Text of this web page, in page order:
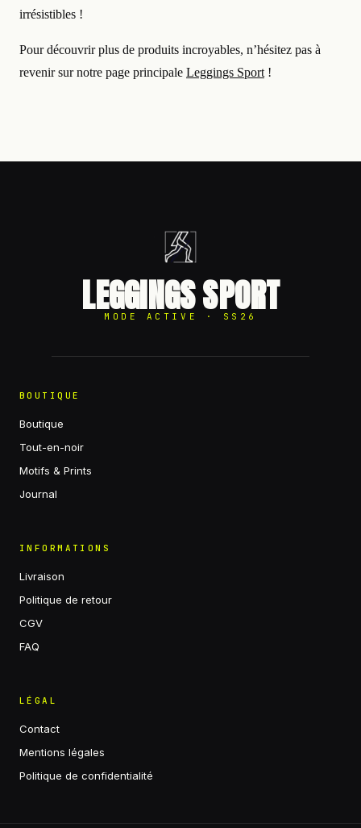
irrésistibles !
Pour découvrir plus de produits incroyables, n’hésitez pas à
revenir sur notre page principale Leggings Sport !
LEGGINGS SPORT
MODE ACTIVE · SS26
BOUTIQUE
Boutique
Tout-en-noir
Motifs & Prints
Journal
INFORMATIONS
Livraison
Politique de retour
CGV
FAQ
LÉGAL
Contact
Mentions légales
Politique de confidentialité